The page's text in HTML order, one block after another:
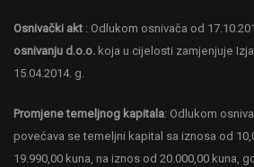
Osnivački akt : Odlukom osnivača od
osnivanju d.o.o. koja u cijelosti zamjenjuje
15.04.2014. g.
Promjene temeljnog kapitala: Odlukom
povećava se temeljni kapital sa iznosa od
19.990,00 kuna, na iznos od 20.000,00 kuna,